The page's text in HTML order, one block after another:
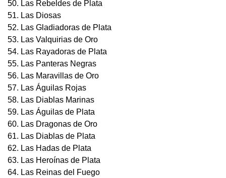
50. Las Rebeldes de Plata
51. Las Diosas
52. Las Gladiadoras de Plata
53. Las Valquirias de Oro
54. Las Rayadoras de Plata
55. Las Panteras Negras
56. Las Maravillas de Oro
57. Las Águilas Rojas
58. Las Diablas Marinas
59. Las Águilas de Plata
60. Las Dragonas de Oro
61. Las Diablas de Plata
62. Las Hadas de Plata
63. Las Heroínas de Plata
64. Las Reinas del Fuego